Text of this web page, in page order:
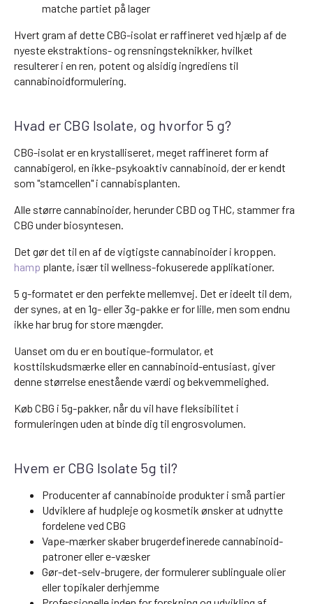
matche partiet på lager
Hvert gram af dette CBG-isolat er raffineret ved hjælp af de
nyeste ekstraktions- og rensningsteknikker, hvilket
resulterer i en ren, potent og alsidig ingrediens til
cannabinoidformulering.
Hvad er CBG Isolate, og hvorfor 5 g?
CBG-isolat er en krystalliseret, meget raffineret form af
cannabigerol, en ikke-psykoaktiv cannabinoid, der er kendt
som "stamcellen" i cannabisplanten.
Alle større cannabinoider, herunder CBD og THC, stammer fra
CBG under biosyntesen.
Det gør det til en af de vigtigste cannabinoider i kroppen.
hamp plante, især til wellness-fokuserede applikationer.
5 g-formatet er den perfekte mellemvej. Det er ideelt til dem,
der synes, at en 1g- eller 3g-pakke er for lille, men som endnu
ikke har brug for store mængder.
Uanset om du er en boutique-formulator, et
kosttilskudsmærke eller en cannabinoid-entusiast, giver
denne størrelse enestående værdi og bekvemmelighed.
Køb CBG i 5g-pakker, når du vil have fleksibilitet i
formuleringen uden at binde dig til engrosvolumen.
Hvem er CBG Isolate 5g til?
Producenter af cannabinoide produkter i små partier
Udviklere af hudpleje og kosmetik ønsker at udnytte
fordelene ved CBG
Vape-mærker skaber brugerdefinerede cannabinoid-
patroner eller e-væsker
Gør-det-selv-brugere, der formulerer sublinguale olier
eller topikaler derhjemme